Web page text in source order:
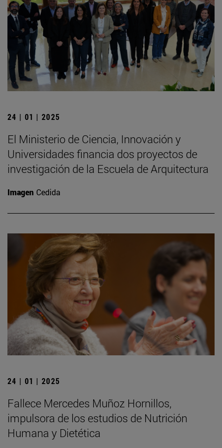
24 | 01 | 2025
El Ministerio de Ciencia, Innovación y
Universidades financia dos proyectos de
investigación de la Escuela de Arquitectura
Imagen Cedida
24 | 01 | 2025
Fallece Mercedes Muñoz Hornillos,
impulsora de los estudios de Nutrición
Humana y Dietética